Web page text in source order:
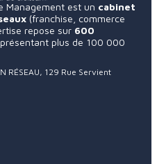
Management est un cabinet
(franchise, commerce
repose sur 600
plus de 100 000
RÉSEAU, 129 Rue Servient